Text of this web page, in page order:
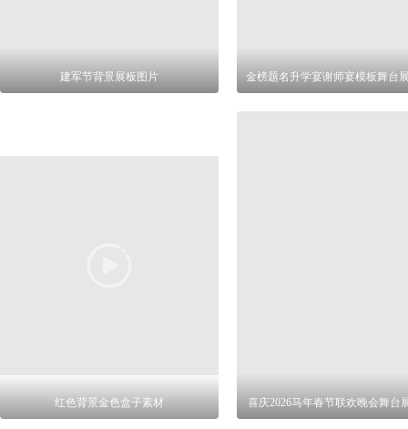
建军节背景展板图片
红色背景金色盒子素材 喜庆2026马年春节联欢晚会舞台